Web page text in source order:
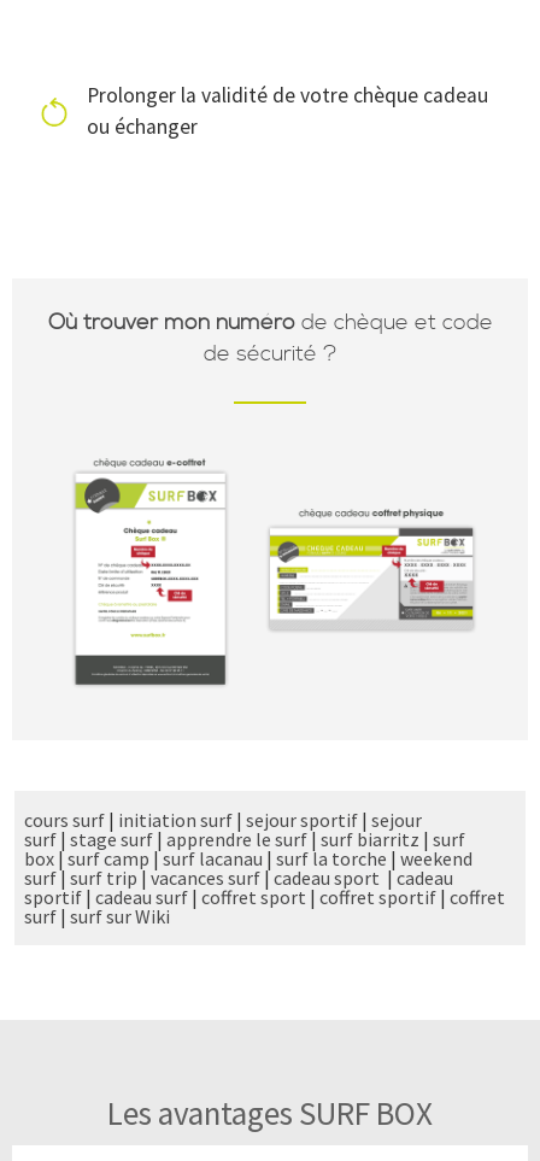
Prolonger la validité de votre chèque cadeau
ou échanger
Où trouver mon numérode chèque et code
de sécurité ?
cours surf | initiation surf | sejour sportif | sejour
surf | stage surf | apprendre le surf| surf biarritz | surf
box |surf camp |surf lacanau | surf la torche | weekend
surf| surf trip| vacances surf |cadeau sport |cadeau
sportif | cadeau surf | coffret sport | coffret sportif | coffret
surf | surf sur Wiki
Les avantages SURF BOX